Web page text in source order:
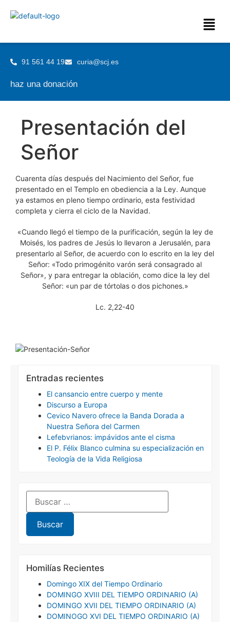
91 561 44 19 curia@scj.es
haz una donación
Presentación del
Señor
Cuarenta días después del Nacimiento del Señor, fue
presentado en el Templo en obediencia a la Ley. Aunque
ya estamos en pleno tiempo ordinario, esta festividad
completa y cierra el ciclo de la Navidad.
«Cuando llegó el tiempo de la purificación, según la ley de
Moisés, los padres de Jesús lo llevaron a Jerusalén, para
presentarlo al Señor, de acuerdo con lo escrito en la ley del
Señor: «Todo primogénito varón será consagrado al
Señor», y para entregar la oblación, como dice la ley del
Señor: «un par de tórtolas o dos pichones.»
Lc. 2,22-40
Entradas recientes
El cansancio entre cuerpo y mente
Discurso a Europa
Cevico Navero ofrece la Banda Dorada a
Nuestra Señora del Carmen
Lefebvrianos: impávidos ante el cisma
El P. Félix Blanco culmina su especialización en
Teología de la Vida Religiosa
Homilías Recientes
Domingo XIX del Tiempo Ordinario
DOMINGO XVIII DEL TIEMPO ORDINARIO (A)
DOMINGO XVII DEL TIEMPO ORDINARIO (A)
DOMINOGO XVI DEL TIEMPO ORDINARIO (A)